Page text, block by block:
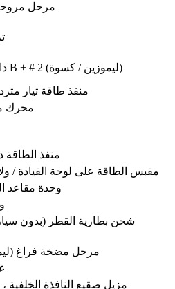
مرحل مروحة
دائرة الوصول B + # 2 (ليموزين / كسوة)
منفذ طاقة تيار متردد 110
محرك
منفذ الطاقة
مقبس الطاقة على لوحة القيادة /
وحدة مقاعد
شحن بطارية القطر (بدون
مرحل مضخة فراغ
مزيل صقيع النافذة الخلفية